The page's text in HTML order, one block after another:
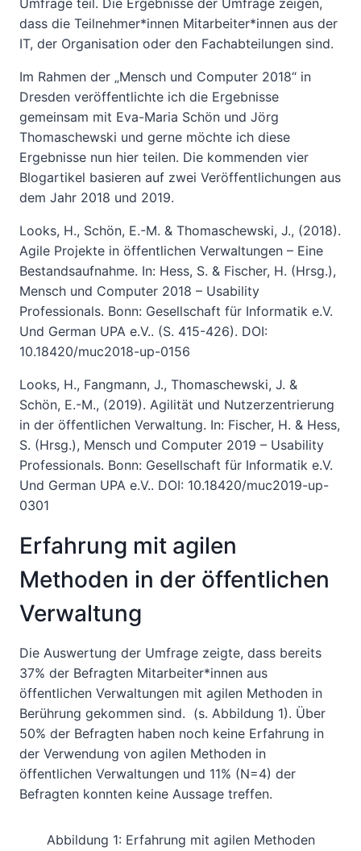
Umfrage teil. Die Ergebnisse der Umfrage zeigen,
dass die Teilnehmer*innen Mitarbeiter*innen aus der
IT, der Organisation oder den Fachabteilungen sind.
Im Rahmen der „Mensch und Computer 2018“ in
Dresden veröffentlichte ich die Ergebnisse
gemeinsam mit Eva-Maria Schön und Jörg
Thomaschewski und gerne möchte ich diese
Ergebnisse nun hier teilen. Die kommenden vier
Blogartikel basieren auf zwei Veröffentlichungen aus
dem Jahr 2018 und 2019.
Looks, H., Schön, E.-M. & Thomaschewski, J., (2018).
Agile Projekte in öffentlichen Verwaltungen – Eine
Bestandsaufnahme. In: Hess, S. & Fischer, H. (Hrsg.),
Mensch und Computer 2018 – Usability
Professionals. Bonn: Gesellschaft für Informatik e.V.
Und German UPA e.V.. (S. 415-426). DOI:
10.18420/muc2018-up-0156
Looks, H., Fangmann, J., Thomaschewski, J. &
Schön, E.-M., (2019). Agilität und Nutzerzentrierung
in der öffentlichen Verwaltung. In: Fischer, H. & Hess,
S. (Hrsg.), Mensch und Computer 2019 – Usability
Professionals. Bonn: Gesellschaft für Informatik e.V.
Und German UPA e.V.. DOI: 10.18420/muc2019-up-
0301
Erfahrung mit agilen
Methoden in der öffentlichen
Verwaltung
Die Auswertung der Umfrage zeigte, dass bereits
37% der Befragten Mitarbeiter*innen aus
öffentlichen Verwaltungen mit agilen Methoden in
Berührung gekommen sind. (s. Abbildung 1). Über
50% der Befragten haben noch keine Erfahrung in
der Verwendung von agilen Methoden in
öffentlichen Verwaltungen und 11% (N=4) der
Befragten konnten keine Aussage treffen.
Abbildung 1: Erfahrung mit agilen Methoden